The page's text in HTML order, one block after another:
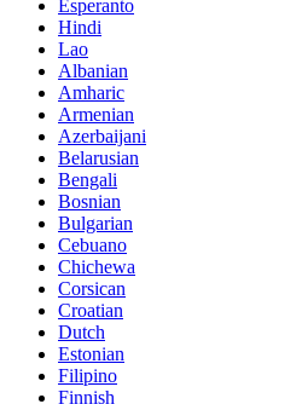
Esperanto
Hindi
Lao
Albanian
Amharic
Armenian
Azerbaijani
Belarusian
Bengali
Bosnian
Bulgarian
Cebuano
Chichewa
Corsican
Croatian
Dutch
Estonian
Filipino
Finnish